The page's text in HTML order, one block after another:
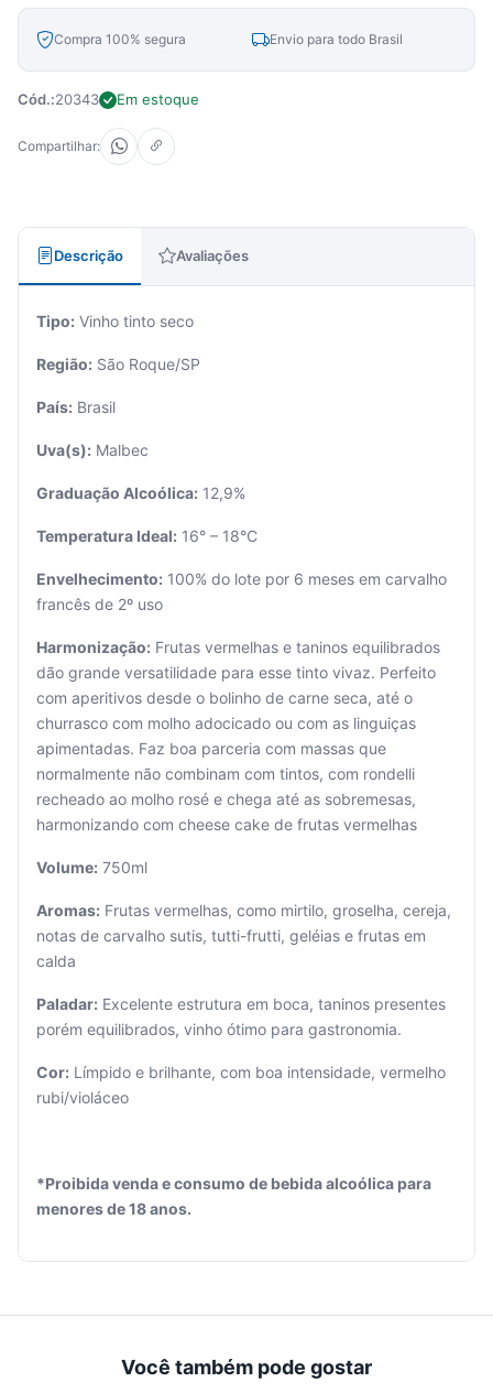
Seu
vazio.
Adicione
produtos
para
Compra 100% segura Envio para todo Brasil
Cód.:20343 Em estoque
Compartilhar:
Descrição Avaliações
Tipo: Vinho tinto seco
Região: São Roque/SP
País: Brasil
Uva(s): Malbec
Graduação Alcoólica: 12,9%
Temperatura Ideal: 16° – 18°C
Envelhecimento: 100% do lote por 6 meses em carvalho
francês de 2º uso
Harmonização: Frutas vermelhas e taninos equilibrados
dão grande versatilidade para esse tinto vivaz. Perfeito
com aperitivos desde o bolinho de carne seca, até o
churrasco com molho adocicado ou com as linguiças
apimentadas. Faz boa parceria com massas que
normalmente não combinam com tintos, com rondelli
recheado ao molho rosé e chega até as sobremesas,
harmonizando com cheese cake de frutas vermelhas
Volume: 750ml
Aromas: Frutas vermelhas, como mirtilo, groselha, cereja,
notas de carvalho sutis, tutti-frutti, geléias e frutas em
calda
Paladar: Excelente estrutura em boca, taninos presentes
porém equilibrados, vinho ótimo para gastronomia.
Cor: Límpido e brilhante, com boa intensidade, vermelho
rubi/violáceo
*Proibida venda e consumo de bebida alcoólica para
menores de 18 anos.
Você também pode gostar